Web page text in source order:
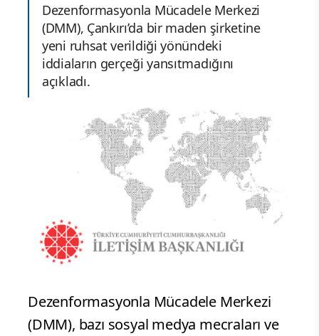
Dezenformasyonla Mücadele Merkezi
(DMM), Çankırı’da bir maden şirketine
yeni ruhsat verildiği yönündeki
iddiaların gerçeği yansıtmadığını
açıkladı.
Dezenformasyonla Mücadele Merkezi
(DMM), bazı sosyal medya mecraları ve